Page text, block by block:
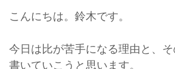
こんにちは。鈴木です。
今日は比が苦手になる理由と、そ
書いていこうと思います。